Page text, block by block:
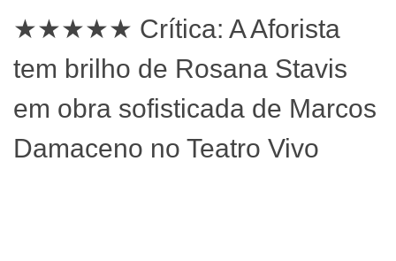
★★★★★ Crítica: A Aforista
tem brilho de Rosana Stavis
em obra sofisticada de Marcos
Damaceno no Teatro Vivo